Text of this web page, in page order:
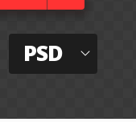
PSD